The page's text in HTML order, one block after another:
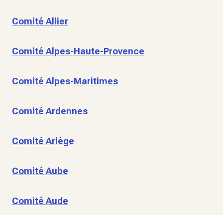
Comité Allier
Comité Alpes-Haute-Provence
Comité Alpes-Maritimes
Comité Ardennes
Comité Ariège
Comité Aube
Comité Aude